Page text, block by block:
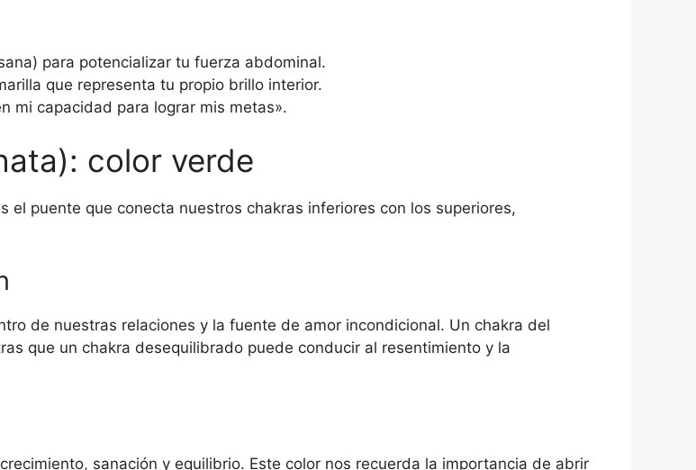
para potencializar tu fuerza abdominal.
que representa tu propio brillo interior.
mi capacidad para lograr mis metas».
color verde
el puente que conecta nuestros chakras inferiores con los superiores,
de nuestras relaciones y la fuente de amor incondicional. Un chakra del
que un chakra desequilibrado puede conducir al resentimiento y la
sanación y equilibrio. Este color nos recuerda la importancia de abrir